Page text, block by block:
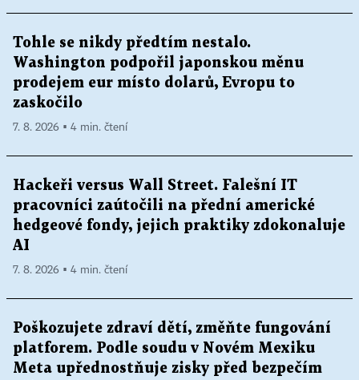
Tohle se nikdy předtím nestalo.
Washington podpořil japonskou měnu
prodejem eur místo dolarů, Evropu to
zaskočilo
7. 8. 2026 ▪ 4 min. čtení
Hackeři versus Wall Street. Falešní IT
pracovníci zaútočili na přední americké
hedgeové fondy, jejich praktiky zdokonaluje
AI
7. 8. 2026 ▪ 4 min. čtení
Poškozujete zdraví dětí, změňte fungování
platforem. Podle soudu v Novém Mexiku
Meta upřednostňuje zisky před bezpečím